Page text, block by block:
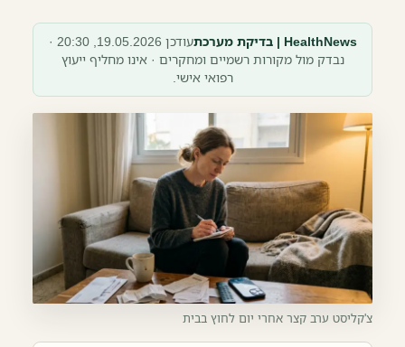
HealthNews | בדיקת מערכת
עודכן 19.05.2026, 20:30 ·
נבדק מול מקורות רשמיים ומחקרים · אינו מחליף ייעוץ
רפואי אישי.
צ'קליסט ערב קצר אחרי יום לחוץ בבית